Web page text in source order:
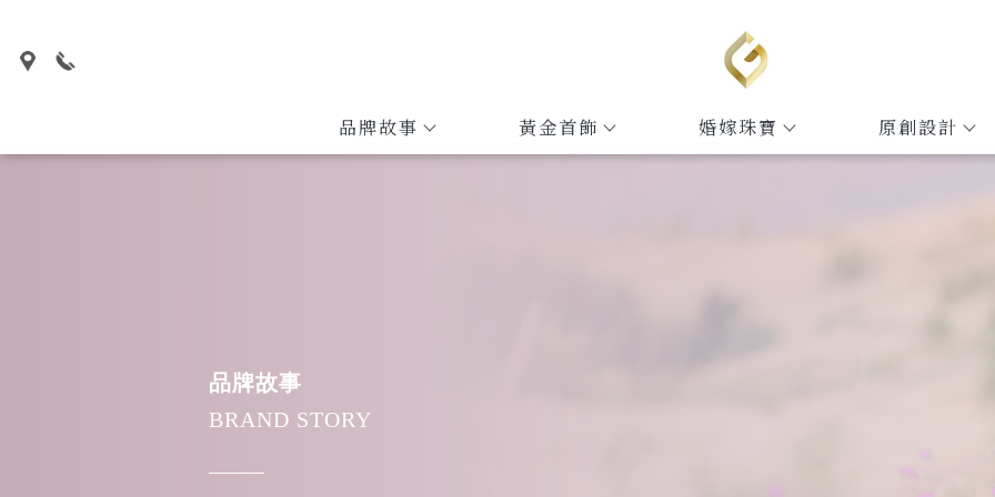
品牌故事 黃金首飾 婚嫁珠寶 原創設計
品牌故事
BRAND STORY